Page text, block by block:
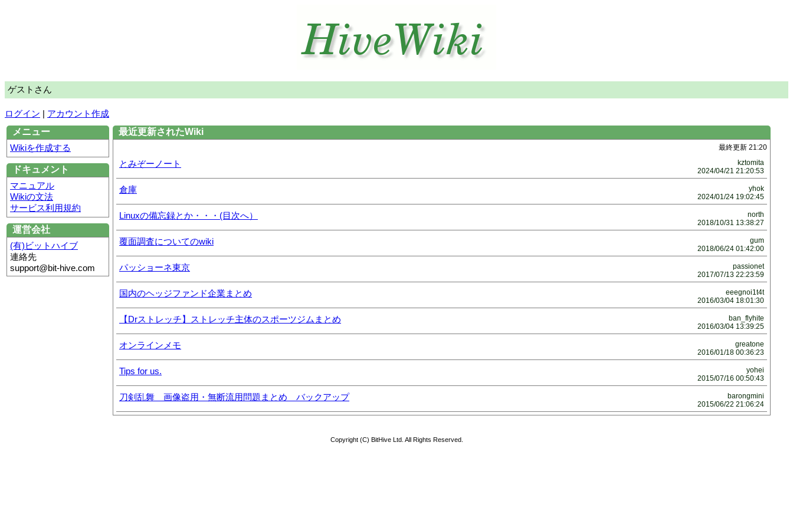
ゲストさん
ログイン | アカウント作成
最近更新されたWiki
最終更新 21:20
とみぞーノート
kztomita
2024/04/21 21:20:53
倉庫
yhok
2024/01/24 19:02:45
Linuxの備忘録とか・・・(目次へ）
north
2018/10/31 13:38:27
覆面調査についてのwiki
gum
2018/06/24 01:42:00
パッショーネ東京
passionet
2017/07/13 22:23:59
国内のヘッジファンド企業まとめ
eeegnoi1t4t
2016/03/04 18:01:30
【Drストレッチ】ストレッチ主体のスポーツジムまとめ
ban_flyhite
2016/03/04 13:39:25
オンラインメモ
greatone
2016/01/18 00:36:23
Tips for us.
yohei
2015/07/16 00:50:43
刀剣乱舞 画像盗用・無断流用問題まとめ バックアップ
barongmini
2015/06/22 21:06:24
メニュー
Wikiを作成する
ドキュメント
マニュアル
Wikiの文法
サービス利用規約
運営会社
(有)ビットハイブ
連絡先
support@bit-hive.com
Copyright (C) BitHive Ltd. All Rights Reserved.